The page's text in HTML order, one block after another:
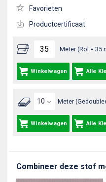
Meter (Rol = 35
Winkelwagen Alle
Meter
Winkelwagen Alle
Favorieten
Productcertificaat
Combineer deze stof